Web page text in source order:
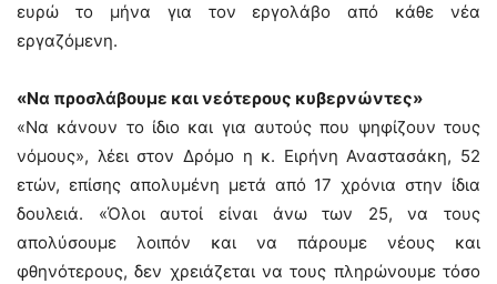
ευρώ το μήνα για τον εργολάβο από κάθε νέα
εργαζόμενη.
«Να προσλάβουμε και νεότερους κυβερνώντες»
«Να κάνουν το ίδιο και για αυτούς που ψηφίζουν τους
νόμους», λέει στον Δρόμο η κ. Ειρήνη Αναστασάκη, 52
ετών, επίσης απολυμένη μετά από 17 χρόνια στην ίδια
δουλειά. «Όλοι αυτοί είναι άνω των 25, να τους
απολύσουμε λοιπόν και να πάρουμε νέους και
φθηνότερους, δεν χρειάζεται να τους πληρώνουμε τόσο